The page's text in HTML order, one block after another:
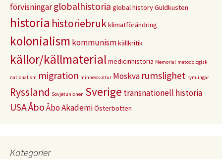
förvisningarglobalhistoria global historyGuldkusten
historia historiebrukklimatförändring
kolonialism kommunismkällkritik
källor/källmaterialmedicinhistoria Memorial metodologisk
nationalism migration minneskultur Moskva rumslighet rymlingar
Ryssland Sovjetunionen Sverige transnationell historia
USAÅboÅbo AkademiÖsterbotten
Kategorier